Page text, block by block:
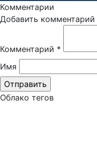
Комментарии
Добавить комментарий
Комментарий *
Имя
Облако тегов